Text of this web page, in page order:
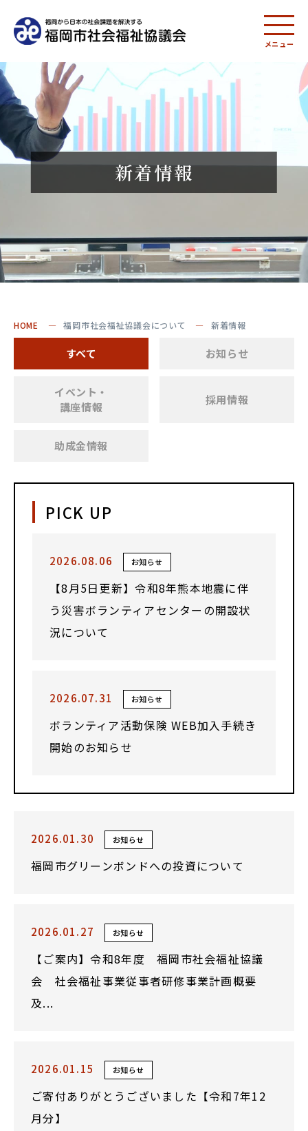
メニュー
新着情報
HOME 福岡市社会福祉協議会について 新着情報
すべて お知らせ
イベント・
講座情報
採用情報
助成金情報
PICK UP
2026.08.06 お知らせ
【8月5日更新】令和8年熊本地震に伴
う災害ボランティアセンターの開設状
況について
2026.07.31 お知らせ
ボランティア活動保険 WEB加入手続き
開始のお知らせ
2026.01.30 お知らせ
福岡市グリーンボンドへの投資について
2026.01.27 お知らせ
【ご案内】令和8年度 福岡市社会福祉協議
会 社会福祉事業従事者研修事業計画概要
及...
2026.01.15 お知らせ
ご寄付ありがとうございました【令和7年12
月分】